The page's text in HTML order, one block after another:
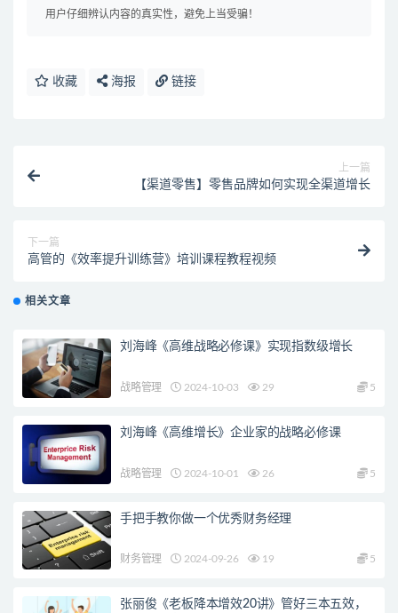
用户仔细辨认内容的真实性，避免上当受骗！
收藏 海报 链接
上一篇
【渠道零售】零售品牌如何实现全渠道增长
下一篇
高管的《效率提升训练营》培训课程教程视频
相关文章
刘海峰《高维战略必修课》实现指数级增长
战略管理 2024-10-03 29 5
刘海峰《高维增长》企业家的战略必修课
战略管理 2024-10-01 26 5
手把手教你做一个优秀财务经理
财务管理 2024-09-26 19 5
张丽俊《老板降本增效20讲》管好三本五效，